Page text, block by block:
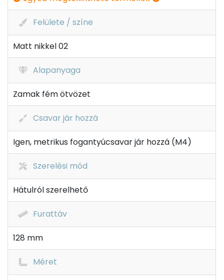
Felülete / színe
Matt nikkel 02
Alapanyaga
Zamak fém ötvözet
Csavar jár hozzá
Igen, metrikus fogantyúcsavar jár hozzá (M4)
Szerelési mód
Hátulról szerelhető
Furattáv
128 mm
Méret